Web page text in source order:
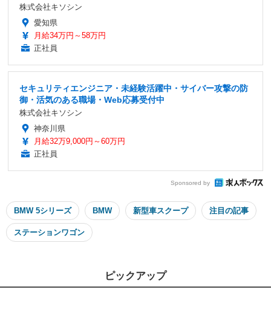
株式会社キソシン
愛知県
月給34万円～58万円
正社員
セキュリティエンジニア・未経験活躍中・サイバー攻撃の防
御・活気のある職場・Web応募受付中
株式会社キソシン
神奈川県
月給32万9,000円～60万円
正社員
Sponsored by
BMW 5シリーズ BMW 新型車スクープ 注目の記事
ステーションワゴン
ピックアップ